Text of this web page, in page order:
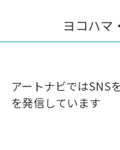
ヨコハマ
アートナビではSNS
を発信しています